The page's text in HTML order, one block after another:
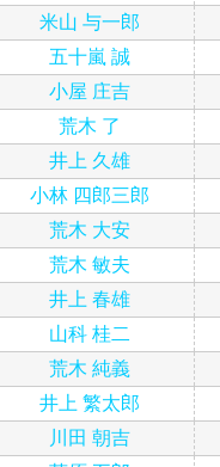
米山 与一郎
五十嵐 誠
小屋 庄吉
荒木 了
井上 久雄
小林 四郎三郎
荒木 大安
荒木 敏夫
井上 春雄
山科 桂二
荒木 純義
井上 繁太郎
川田 朝吉